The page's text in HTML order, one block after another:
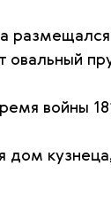
размещался
войны
дом